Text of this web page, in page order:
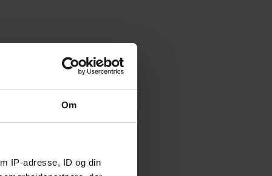
Om
IP-adresse, ID og din